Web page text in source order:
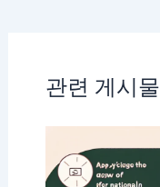
관련 게시물